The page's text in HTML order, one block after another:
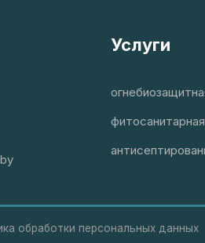
Услуги
обработки персональных данных